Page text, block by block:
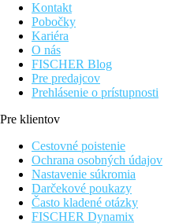
Kontakt
Pobočky
Kariéra
O nás
FISCHER Blog
Pre predajcov
Prehlásenie o prístupnosti
Pre klientov
Cestovné poistenie
Ochrana osobných údajov
Nastavenie súkromia
Darčekové poukazy
Často kladené otázky
FISCHER Dynamix